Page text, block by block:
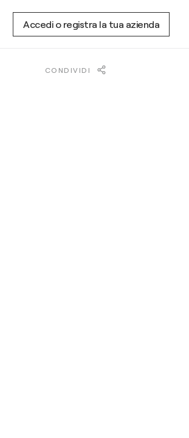
Accedi o registra la tua azienda
CONDIVIDI